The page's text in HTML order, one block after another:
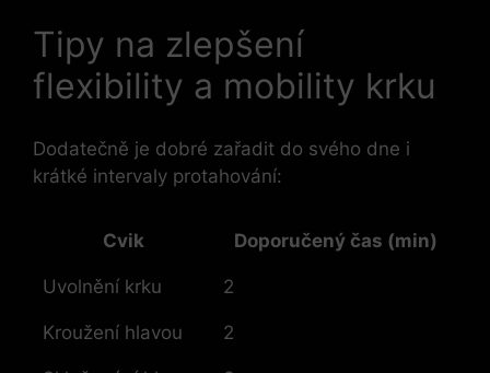
Tipy na zlepšení
flexibility a mobility krku
Dodatečně je dobré zařadit do svého dne i
krátké intervaly protahování:
Cvik Doporučený čas (min)
Uvolnění krku 2
Kroužení hlavou 2